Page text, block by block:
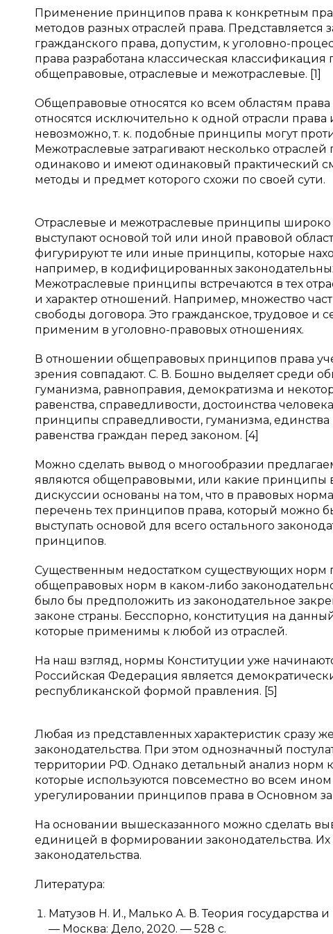
Применение принципов права к конкретным
методов разных отраслей права.
гражданского права, допустим, к уголовно-
права разработана классическая
общеправовые, отраслевые и межотраслевые. [1]
Общеправовые относятся ко всем областям
относятся исключительно к одной отрасли
невозможно, т. к. подобные принципы могут
Межотраслевые затрагивают несколько
одинаково и имеют одинаковый практический
методы и предмет которого схожи по своей сути.
Отраслевые и межотраслевые принципы широко
выступают основой той или иной правовой
фигурируют те или иные принципы, которые
например, в кодифицированных
Межотраслевые принципы встречаются в тех
и характер отношений. Например, множество
свободы договора. Это гражданское, трудовое
применим в уголовно-правовых отношениях.
В отношении общеправовых принципов права
зрения совпадают. С. В. Бошно выделяет среди
гуманизма, равноправия, демократизма и
равенства, справедливости, достоинства
принципы справедливости, гуманизма, единства
равенства граждан перед законом. [4]
Можно сделать вывод о многообразии
являются общеправовыми, или какие принципы
дискуссии основаны на том, что в правовых
перечень тех принципов права, который можно
выступать основой для всего остального
принципов.
Существенным недостатком существующих норм
общеправовых норм в каком-либо
было бы предположить из законодательное
законе страны. Бесспорно, конституция на
которые применимы к любой из отраслей.
На наш взгляд, нормы Конституции уже
Российская Федерация является
республиканской формой правления. [5]
Любая из представленных характеристик сразу
законодательства. При этом однозначный
территории РФ. Однако детальный анализ норм
которые используются повсеместно во всем ином
урегулировании принципов права в Основном
На основании вышесказанного можно сделать
единицей в формировании законодательства. Их
законодательства.
Литература:
Матузов Н. И., Малько А. В. Теория государства
— Москва: Дело, 2020. — 528 с.